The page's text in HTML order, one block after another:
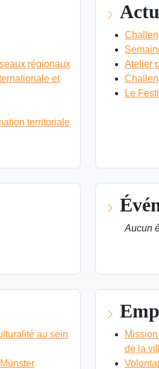
régionaux
et
territoriale
Atelier
Le
Aucun
au sein
de la